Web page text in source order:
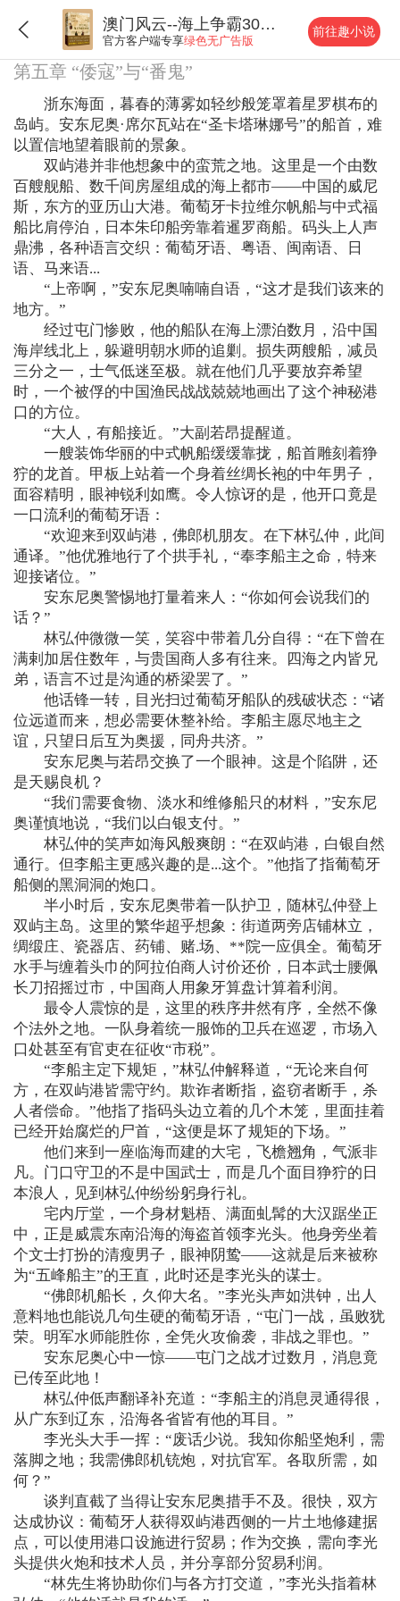
澳门风云--海上争霸300年
官方客户端专享绿色无广告版
前往趣小说
第五章 “倭寇”与“番鬼”
浙东海面，暮春的薄雾如轻纱般笼罩着星罗棋布的
岛屿。安东尼奥·席尔瓦站在“圣卡塔琳娜号”的船首，难
以置信地望着眼前的景象。
双屿港并非他想象中的蛮荒之地。这里是一个由数
百艘舰船、数千间房屋组成的海上都市——中国的威尼
斯，东方的亚历山大港。葡萄牙卡拉维尔帆船与中式福
船比肩停泊，日本朱印船旁靠着暹罗商船。码头上人声
鼎沸，各种语言交织：葡萄牙语、粤语、闽南语、日
语、马来语...
“上帝啊，”安东尼奥喃喃自语，“这才是我们该来的
地方。”
经过屯门惨败，他的船队在海上漂泊数月，沿中国
海岸线北上，躲避明朝水师的追剿。损失两艘船，减员
三分之一，士气低迷至极。就在他们几乎要放弃希望
时，一个被俘的中国渔民战战兢兢地画出了这个神秘港
口的方位。
“大人，有船接近。”大副若昂提醒道。
一艘装饰华丽的中式帆船缓缓靠拢，船首雕刻着狰
狞的龙首。甲板上站着一个身着丝绸长袍的中年男子，
面容精明，眼神锐利如鹰。令人惊讶的是，他开口竟是
一口流利的葡萄牙语：
“欢迎来到双屿港，佛郎机朋友。在下林弘仲，此间
通译。”他优雅地行了个拱手礼，“奉李船主之命，特来
迎接诸位。”
安东尼奥警惕地打量着来人：“你如何会说我们的
话？”
林弘仲微微一笑，笑容中带着几分自得：“在下曾在
满剌加居住数年，与贵国商人多有往来。四海之内皆兄
弟，语言不过是沟通的桥梁罢了。”
他话锋一转，目光扫过葡萄牙船队的残破状态：“诸
位远道而来，想必需要休整补给。李船主愿尽地主之
谊，只望日后互为奥援，同舟共济。”
安东尼奥与若昂交换了一个眼神。这是个陷阱，还
是天赐良机？
“我们需要食物、淡水和维修船只的材料，”安东尼
奥谨慎地说，“我们以白银支付。”
林弘仲的笑声如海风般爽朗：“在双屿港，白银自然
通行。但李船主更感兴趣的是...这个。”他指了指葡萄牙
船侧的黑洞洞的炮口。
半小时后，安东尼奥带着一队护卫，随林弘仲登上
双屿主岛。这里的繁华超乎想象：街道两旁店铺林立，
绸缎庄、瓷器店、药铺、赌.场、**院一应俱全。葡萄牙
水手与缠着头巾的阿拉伯商人讨价还价，日本武士腰佩
长刀招摇过市，中国商人用象牙算盘计算着利润。
最令人震惊的是，这里的秩序井然有序，全然不像
个法外之地。一队身着统一服饰的卫兵在巡逻，市场入
口处甚至有官吏在征收“市税”。
“李船主定下规矩，”林弘仲解释道，“无论来自何
方，在双屿港皆需守约。欺诈者断指，盗窃者断手，杀
人者偿命。”他指了指码头边立着的几个木笼，里面挂着
已经开始腐烂的尸首，“这便是坏了规矩的下场。”
他们来到一座临海而建的大宅，飞檐翘角，气派非
凡。门口守卫的不是中国武士，而是几个面目狰狞的日
本浪人，见到林弘仲纷纷躬身行礼。
宅内厅堂，一个身材魁梧、满面虬髯的大汉踞坐正
中，正是威震东南沿海的海盗首领李光头。他身旁坐着
个文士打扮的清瘦男子，眼神阴鸷——这就是后来被称
为“五峰船主”的王直，此时还是李光头的谋士。
“佛郎机船长，久仰大名。”李光头声如洪钟，出人
意料地也能说几句生硬的葡萄牙语，“屯门一战，虽败犹
荣。明军水师能胜你，全凭火攻偷袭，非战之罪也。”
安东尼奥心中一惊——屯门之战才过数月，消息竟
已传至此地！
林弘仲低声翻译补充道：“李船主的消息灵通得很，
从广东到辽东，沿海各省皆有他的耳目。”
李光头大手一挥：“废话少说。我知你船坚炮利，需
落脚之地；我需佛郎机铳炮，对抗官军。各取所需，如
何？”
谈判直截了当得让安东尼奥措手不及。很快，双方
达成协议：葡萄牙人获得双屿港西侧的一片土地修建据
点，可以使用港口设施进行贸易；作为交换，需向李光
头提供火炮和技术人员，并分享部分贸易利润。
“林先生将协助你们与各方打交道，”李光头指着林